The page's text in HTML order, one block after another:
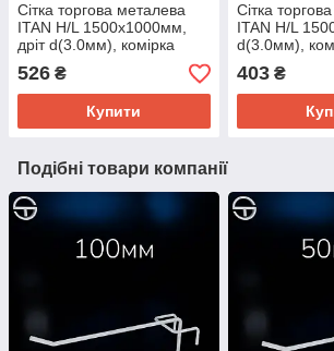
Сітка торгова металева
ITAN H/L 1500х1000мм,
дріт d(3.0мм), комірка
50/50. Під торгові гачки та
навіси, для навісного
обладнання
526 ₴
Купити
Сітка
ITAN H/L
d(3.0мм),
біла. Для
обладнання
403₴
Подібні товари компанії